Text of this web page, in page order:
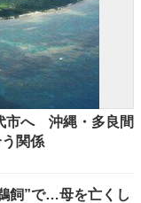
市へ 沖縄・多良間
関係
飼”で…母を亡くし